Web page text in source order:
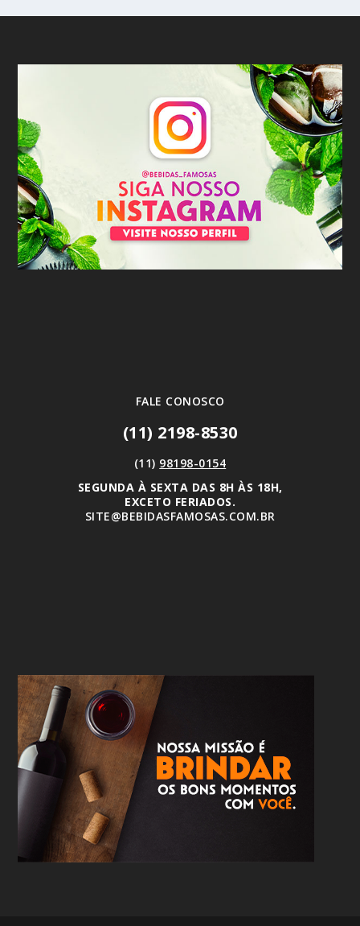
FALE CONOSCO
(11) 2198-8530
(11) 98198-0154
SEGUNDA À SEXTA DAS 8H ÀS 18H,
EXCETO FERIADOS.
SITE@BEBIDASFAMOSAS.COM.BR